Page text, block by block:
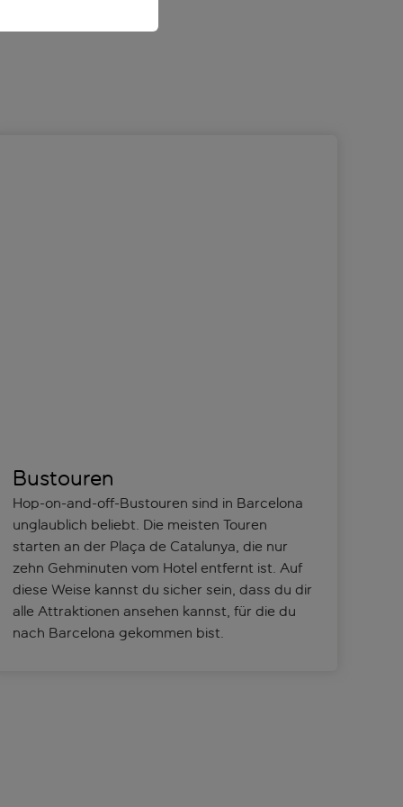
Bustouren
Hop-on-and-off-Bustouren sind in Barcelona
unglaublich beliebt. Die meisten Touren
starten an der Plaça de Catalunya, die nur
zehn Gehminuten vom Hotel entfernt ist. Auf
diese Weise kannst du sicher sein, dass du dir
alle Attraktionen ansehen kannst, für die du
nach Barcelona gekommen bist.